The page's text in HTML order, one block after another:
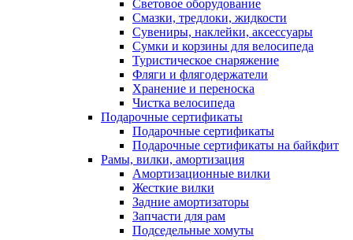
Световое оборудование
Смазки, тредлоки, жидкости
Сувениры, наклейки, аксессуары
Сумки и корзины для велосипеда
Туристическое снаряжение
Фляги и флягодержатели
Хранение и переноска
Чистка велосипеда
Подарочные сертификаты
Подарочные сертификаты
Подарочные сертификаты на байкфит
Рамы, вилки, амортизация
Амортизационные вилки
Жесткие вилки
Задние амортизаторы
Запчасти для рам
Подседельные хомуты